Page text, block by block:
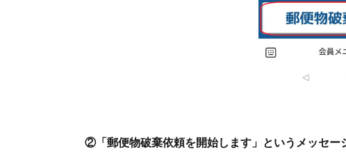
②「郵便物破棄依頼を開始します」というメッセー